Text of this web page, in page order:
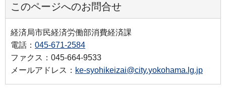
このページへのお問合せ
経済局市民経済労働部消費経済課
電話： 045-671-2584
ファクス：045-664-9533
メールアドレス： ke-syohikeizai@city.yokohama.lg.jp